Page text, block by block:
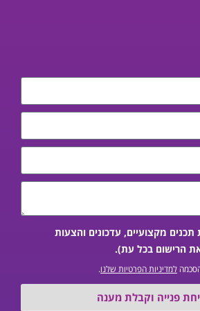
מקצועיים, עדכונים והצעות
הרישום בכל עת).
למדיניות הפרטיות שלנו.
פנייה וקבלת מענה